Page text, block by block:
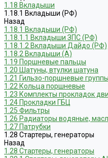
1.18 Вкладыши
1.18.1 Вкладыши (РФ)
Назад
1.18.1 Вкладыши (РФ)
1.18.1.1 Вкладыши ЗПС (РФ)
1.18.1.2 Вкладыши Дайдо (РФ)
1.18.2 Вкладыши (А)
1.19 Поршневые пальцы
1.20 Шатуны, втулки шатуна
1.21 Гильзо-поршневые группы
1.22 Кольца поршневые
1.23 Комплекты прокладок
1.24 Прокладки ГБЦ
1.25 Фильтры
1.26 Радиаторы водяные,
1.27 Патрубки
1.28 Стартеры, генераторы
Назад
1.28 Стартеры, генераторы